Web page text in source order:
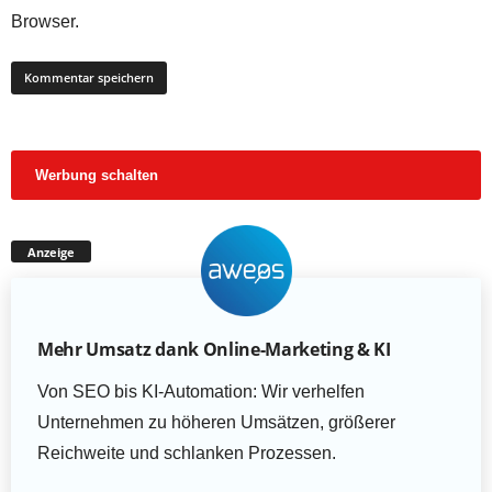
Browser.
Werbung schalten
Anzeige
Mehr Umsatz dank Online-Marketing & KI
Von SEO bis KI-Automation: Wir verhelfen
Unternehmen zu höheren Umsätzen, größerer
Reichweite und schlanken Prozessen.